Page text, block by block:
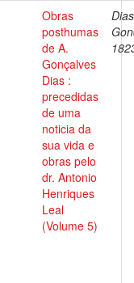
Obras
posthumas
de A.
Gonçalves
Dias :
precedidas
de uma
noticia da
sua vida e
obras pelo
dr. Antonio
Henriques
Leal
(Volume 5)